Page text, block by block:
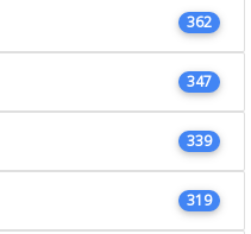
362
347
339
319